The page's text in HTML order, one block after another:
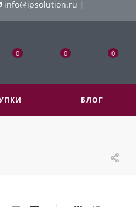
info@ipsolution.ru |
0 0 0
БЛОГ